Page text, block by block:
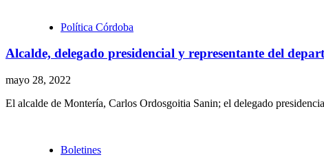
Política Córdoba
Alcalde, delegado presidencial y representante del
mayo 28, 2022
El alcalde de Montería, Carlos Ordosgoitia Sanin; el delegado
Boletines